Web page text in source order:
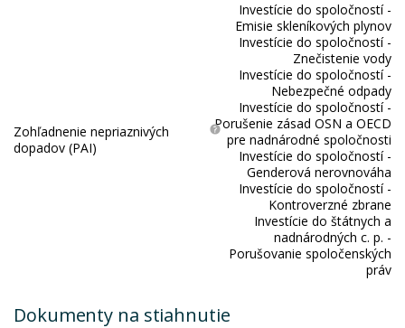
Zohľadnenie nepriaznivých
dopadov (PAI)
Investície do spoločností -
Emisie skleníkových plynov
Investície do spoločností -
Znečistenie vody
Investície do spoločností -
Nebezpečné odpady
Investície do spoločností -
Porušenie zásad OSN a OECD
pre nadnárodné spoločnosti
Investície do spoločností -
Genderová nerovnováha
Investície do spoločností -
Kontroverzné zbrane
Investície do štátnych a
nadnárodných c. p. -
Porušovanie spoločenských
práv
Dokumenty na stiahnutie